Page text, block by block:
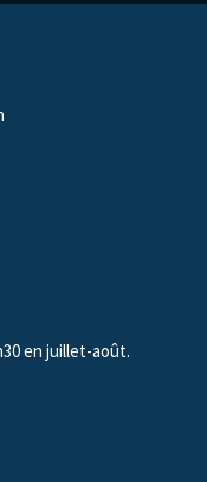
en juillet-août.